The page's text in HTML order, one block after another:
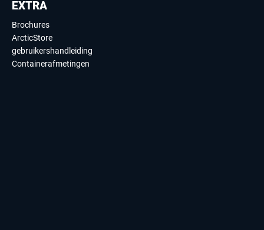
EXTRA
Brochures
ArcticStore
gebruikershandleiding
Containerafmetingen